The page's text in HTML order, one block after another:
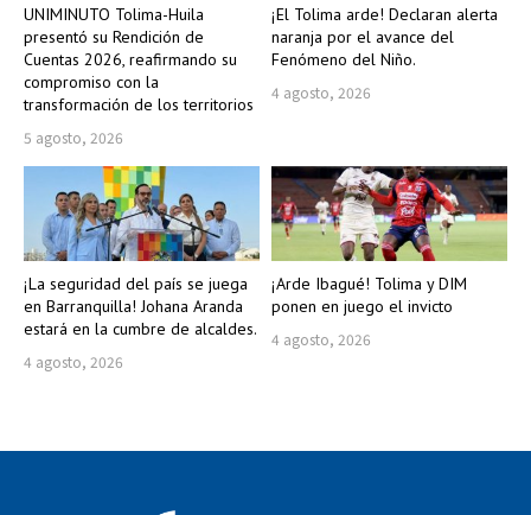
UNIMINUTO Tolima-Huila
presentó su Rendición de
Cuentas 2026, reafirmando su
compromiso con la
transformación de los territorios
5 agosto, 2026
¡El Tolima arde! Declaran alerta
naranja por el avance del
Fenómeno del Niño.
4 agosto, 2026
¡La seguridad del país se juega
en Barranquilla! Johana Aranda
estará en la cumbre de alcaldes.
4 agosto, 2026
¡Arde Ibagué! Tolima y DIM
ponen en juego el invicto
4 agosto, 2026